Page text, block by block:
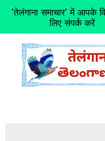
'तेलंगाना समाचार' में आपके
लिए संपर्क करें